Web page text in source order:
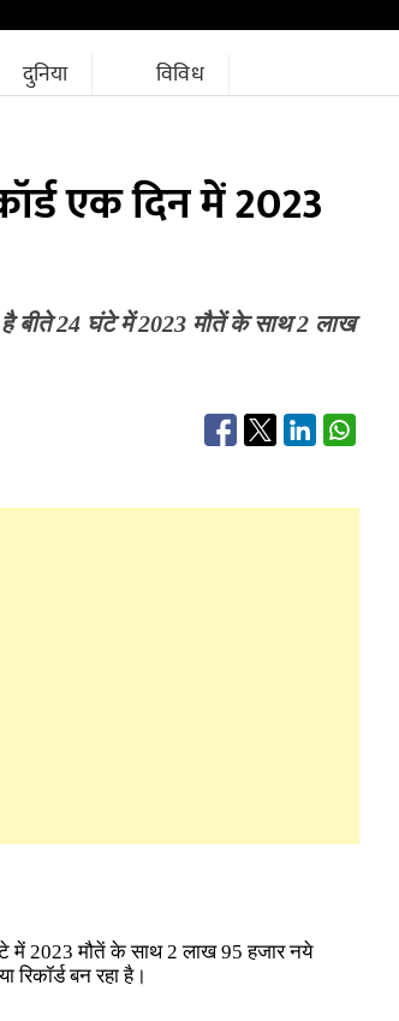
दुनिया विविध
एक दिन में 2023
बीते 24 घंटे में 2023 मौतें के साथ 2 लाख
में 2023 मौतें के साथ 2 लाख 95 हजार नये
बन रहा है।